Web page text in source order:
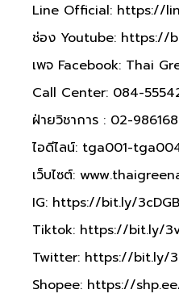
Line Official: https://
ช่อง Youtube: https://
เพจ Facebook: Thai
Call Center: 084-
ฝ่ายวิชาการ : 02-
ไอดีไลน์: tga001-
เว็บไซต์:
IG: https://bit.ly/
Tiktok: https://bit.ly/
Twitter: https://bit.ly/
Shopee: https://